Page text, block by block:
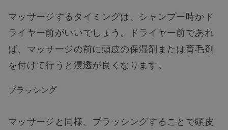
マッサージするタイミングは、シャンプー時かド
ライヤー前がいいでしょう。ドライヤー前であれ
ば、マッサージの前に頭皮の保湿剤または育毛剤
を付けて行うと浸透が良くなります。
ブラッシング
マッサージと同様、ブラッシングすることで頭皮